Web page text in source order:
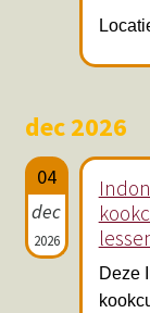
dec 2026
04
dec
2026
Deze